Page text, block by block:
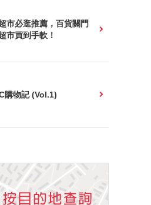
市必逛推薦，百貨關門
市買到手軟！
購物記 (Vol.1)